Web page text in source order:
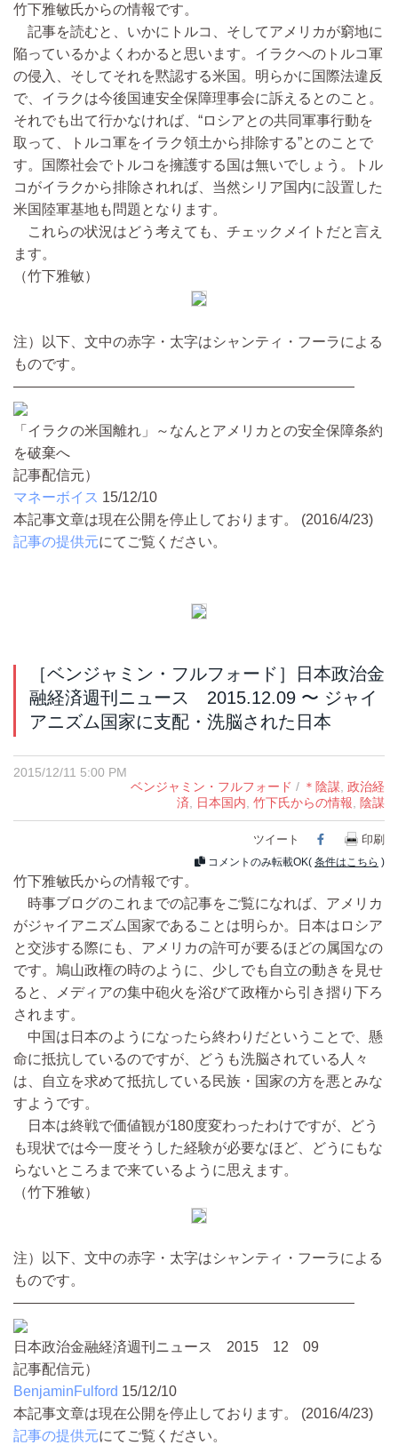
竹下雅敏氏からの情報です。
記事を読むと、いかにトルコ、そしてアメリカが窮地に
陥っているかよくわかると思います。イラクへのトルコ軍
の侵入、そしてそれを黙認する米国。明らかに国際法違反
で、イラクは今後国連安全保障理事会に訴えるとのこと。
それでも出て行かなければ、“ロシアとの共同軍事行動を
取って、トルコ軍をイラク領土から排除する”とのことで
す。国際社会でトルコを擁護する国は無いでしょう。トル
コがイラクから排除されれば、当然シリア国内に設置した
米国陸軍基地も問題となります。
これらの状況はどう考えても、チェックメイトだと言え
ます。
（竹下雅敏）
注）以下、文中の赤字・太字はシャンティ・フーラによる
ものです。
————————————————————————
「イラクの米国離れ」～なんとアメリカとの安全保障条約
を破棄へ
記事配信元）
マネーボイス 15/12/10
本記事文章は現在公開を停止しております。 (2016/4/23)
記事の提供元にてご覧ください。
［ベンジャミン・フルフォード］日本政治金
融経済週刊ニュース 2015.12.09 〜 ジャイ
アニズム国家に支配・洗脳された日本
2015/12/11 5:00 PM
ベンジャミン・フルフォード / ＊陰謀, 政治経
済, 日本国内, 竹下氏からの情報, 陰謀
ツイート Facebook
印刷
コメントのみ転載OK( 条件はこちら )
竹下雅敏氏からの情報です。
時事ブログのこれまでの記事をご覧になれば、アメリカ
がジャイアニズム国家であることは明らか。日本はロシア
と交渉する際にも、アメリカの許可が要るほどの属国なの
です。鳩山政権の時のように、少しでも自立の動きを見せ
ると、メディアの集中砲火を浴びて政権から引き摺り下ろ
されます。
中国は日本のようになったら終わりだということで、懸
命に抵抗しているのですが、どうも洗脳されている人々
は、自立を求めて抵抗している民族・国家の方を悪とみな
すようです。
日本は終戦で価値観が180度変わったわけですが、どう
も現状では今一度そうした経験が必要なほど、どうにもな
らないところまで来ているように思えます。
（竹下雅敏）
注）以下、文中の赤字・太字はシャンティ・フーラによる
ものです。
————————————————————————
日本政治金融経済週刊ニュース 2015 12 09
記事配信元）
BenjaminFulford 15/12/10
本記事文章は現在公開を停止しております。 (2016/4/23)
記事の提供元にてご覧ください。